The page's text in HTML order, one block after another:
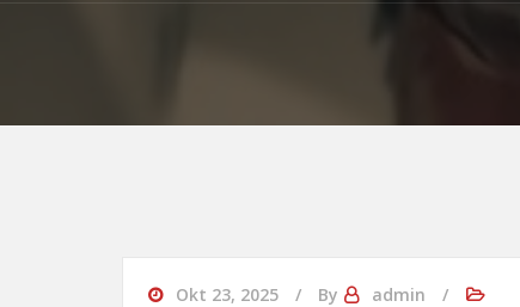
Okt 23, 2025 By
admin